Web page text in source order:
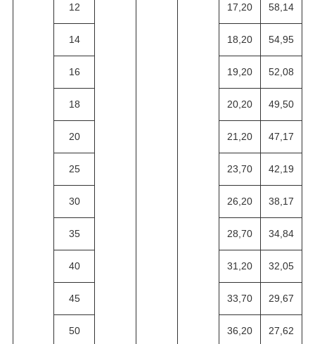
12 17,20 58,14
14 18,20 54,95
16 19,20 52,08
18 20,20 49,50
20 21,20 47,17
25 23,70 42,19
30 26,20 38,17
35 28,70 34,84
40 31,20 32,05
45 33,70 29,67
50 36,20 27,62